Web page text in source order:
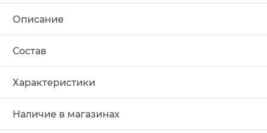
Описание
Состав
Характеристики
Наличие в магазинах